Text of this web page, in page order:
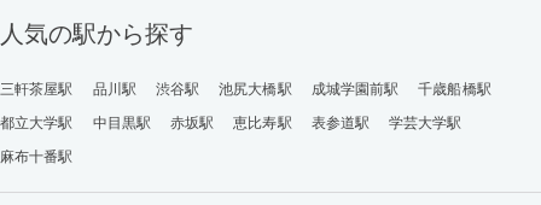
人気の駅から探す
三軒茶屋駅 品川駅 渋谷駅 池尻大橋駅 成城学園前駅
千歳船橋駅
都立大学駅
中目黒駅 赤坂駅 恵比寿駅 表参道駅
学芸大学駅
麻布十番駅